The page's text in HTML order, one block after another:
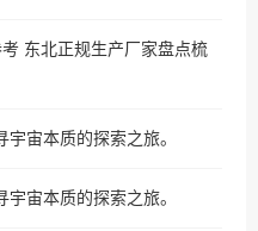
东北正规生产厂家盘点梳
宇宙本质的探索之旅。
宇宙本质的探索之旅。